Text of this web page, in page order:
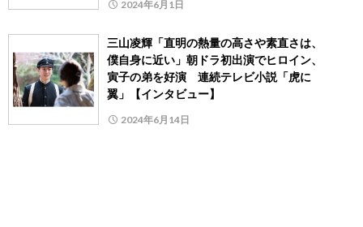
2024年6月1日
三山凌輝「直明の熱量の高さや素直さは、
僕自身に近い」朝ドラ初出演でヒロイン、
寅子の弟を好演 連続テレビ小説「虎に
翼」【インタビュー】
2024年6月14日